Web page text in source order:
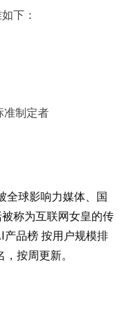
下：
准制定者
全球影响力媒体、国
称为互联网女皇的传
品榜 按用户规模排
按周更新。